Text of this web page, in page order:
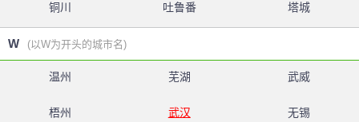
铜川 吐鲁番 塔城
W (以W为开头的城市名)
温州 芜湖 武威
梧州 武汉 无锡